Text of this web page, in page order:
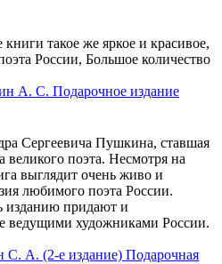
такое же яркое и красивое,
России, Большое количество
А. С. Подарочное издание
Сергеевича Пушкина, ставшая
великого поэта. Несмотря на
выглядит очень живо и
любимого поэта России.
изданию придают и
ведущими художниками России.
С. А. (2-е издание) Подарочная